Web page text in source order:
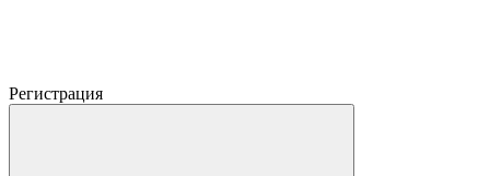
Регистрация